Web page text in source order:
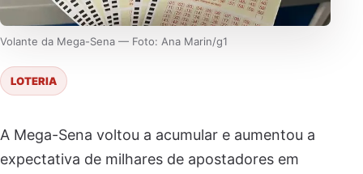
Volante da Mega-Sena — Foto: Ana Marin/g1
LOTERIA
A Mega-Sena voltou a acumular e aumentou a
expectativa de milhares de apostadores em